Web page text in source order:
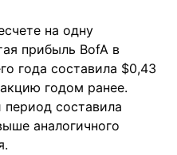
на одну
прибыль BofA в
года составила $0,43
годом ранее.
составила
аналогичного